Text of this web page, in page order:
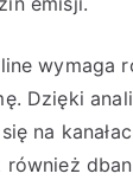
wymaga
Dzięki
na